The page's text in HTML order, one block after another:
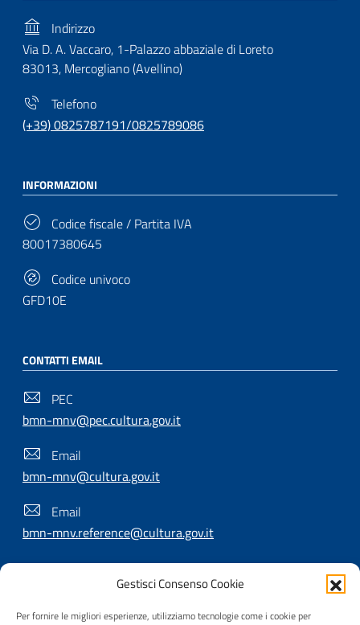
Gestisci Consenso Cookie
Per fornire le migliori esperienze, utilizziamo tecnologie come i cookie per
Indirizzo
Via D. A. Vaccaro, 1-Palazzo abbaziale di Loreto
83013, Mercogliano (Avellino)
Telefono
(+39) 0825787191/0825789086
INFORMAZIONI
Codice fiscale / Partita IVA
80017380645
Codice univoco
GFD10E
CONTATTI EMAIL
PEC
bmn-mnv@pec.cultura.gov.it
Email
bmn-mnv@cultura.gov.it
Email
bmn-mnv.reference@cultura.gov.it